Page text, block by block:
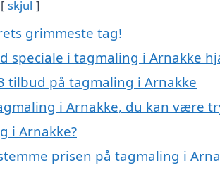
skjul
grimmeste tag!
speciale i tagmaling i Arnakke
tilbud på tagmaling i Arnakke
i Arnakke, du kan være
i Arnakke?
prisen på tagmaling i